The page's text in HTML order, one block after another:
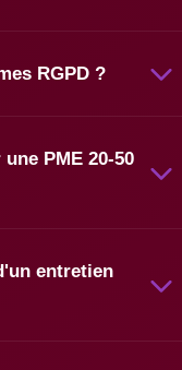
RGPD ?
PME 20-50
entretien